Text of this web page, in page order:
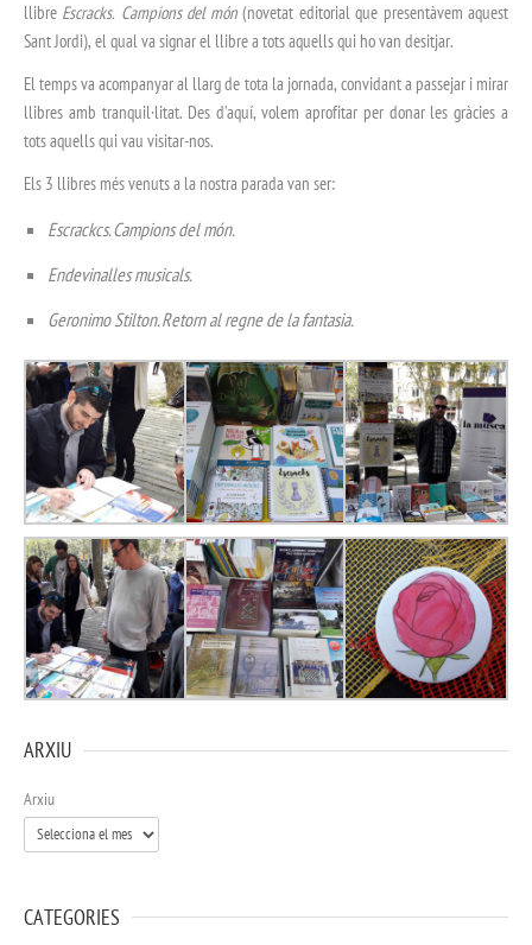
llibre Escracks. Campions del món(novetat editorial que presentàvem aquest
Sant Jordi), el qual va signar el llibre a tots aquells qui ho van desitjar.
El temps va acompanyar al llarg de tota la jornada, convidant a passejar i mirar
llibres amb tranquil·litat. Des d’aquí, volem aprofitar per donar les gràcies a
tots aquells qui vau visitar-nos.
Els 3 llibres més venuts a la nostra parada van ser:
Escrackcs. Campions del món.
Endevinalles musicals.
Geronimo Stilton. Retorn al regne de la fantasia.
ARXIU
Arxiu
CATEGORIES